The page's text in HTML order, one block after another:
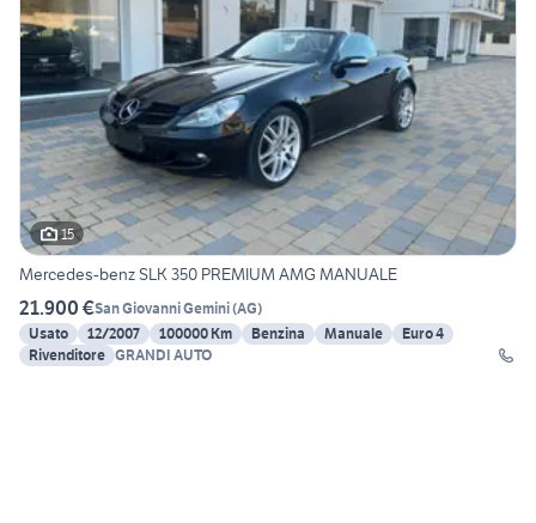
15
Mercedes-benz SLK 350 PREMIUM AMG MANUALE
21.900 €San Giovanni Gemini(AG)
Usato
12/2007 100000 Km Benzina Manuale
Euro 4
Rivenditore GRANDI AUTO